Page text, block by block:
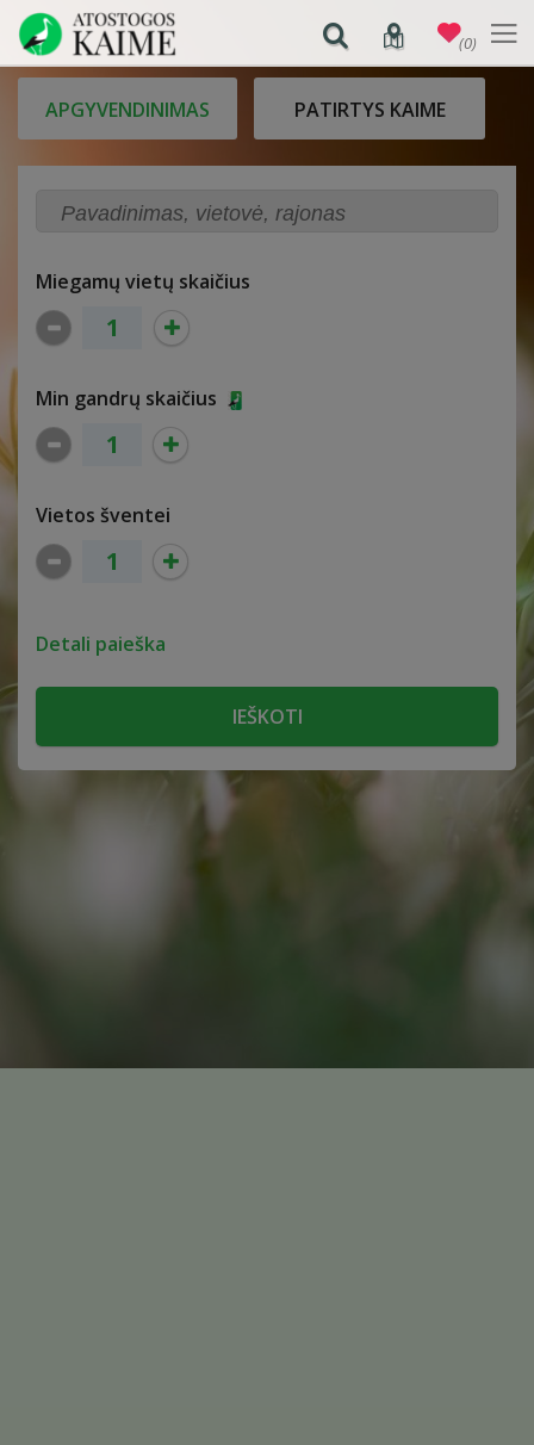
APGYVENDINIMAS PATIRTYS KAIME
Miegamų vietų skaičius
Min gandrų skaičius
Vietos šventei
Detali paieška
(0)